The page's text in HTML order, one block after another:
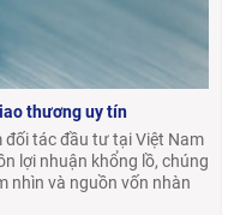
thương uy tín
tác đầu tư tại Việt Nam
lợi nhuận khổng lồ, chúng
nhìn và nguồn vốn nhàn